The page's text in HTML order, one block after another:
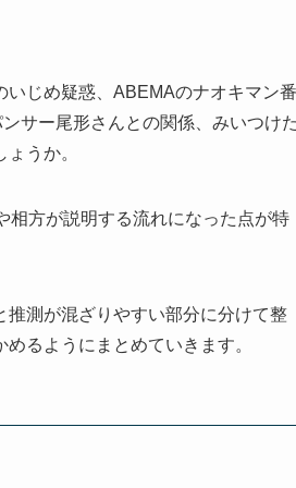
じめ疑惑、ABEMAのナオキマン番
サー尾形さんとの関係、みいつけ
うか。
相方が説明する流れになった点が特
測が混ざりやすい部分に分けて整
るようにまとめていきます。